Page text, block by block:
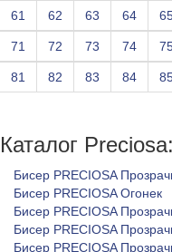
61 62 63 64
71 72 73 74
81 82 83 84
Каталог Preciosa:
Бисер PRECIOSA
Бисер PRECIOSA Огонек
Бисер PRECIOSA
Бисер PRECIOSA
Бисер PRECIOSA